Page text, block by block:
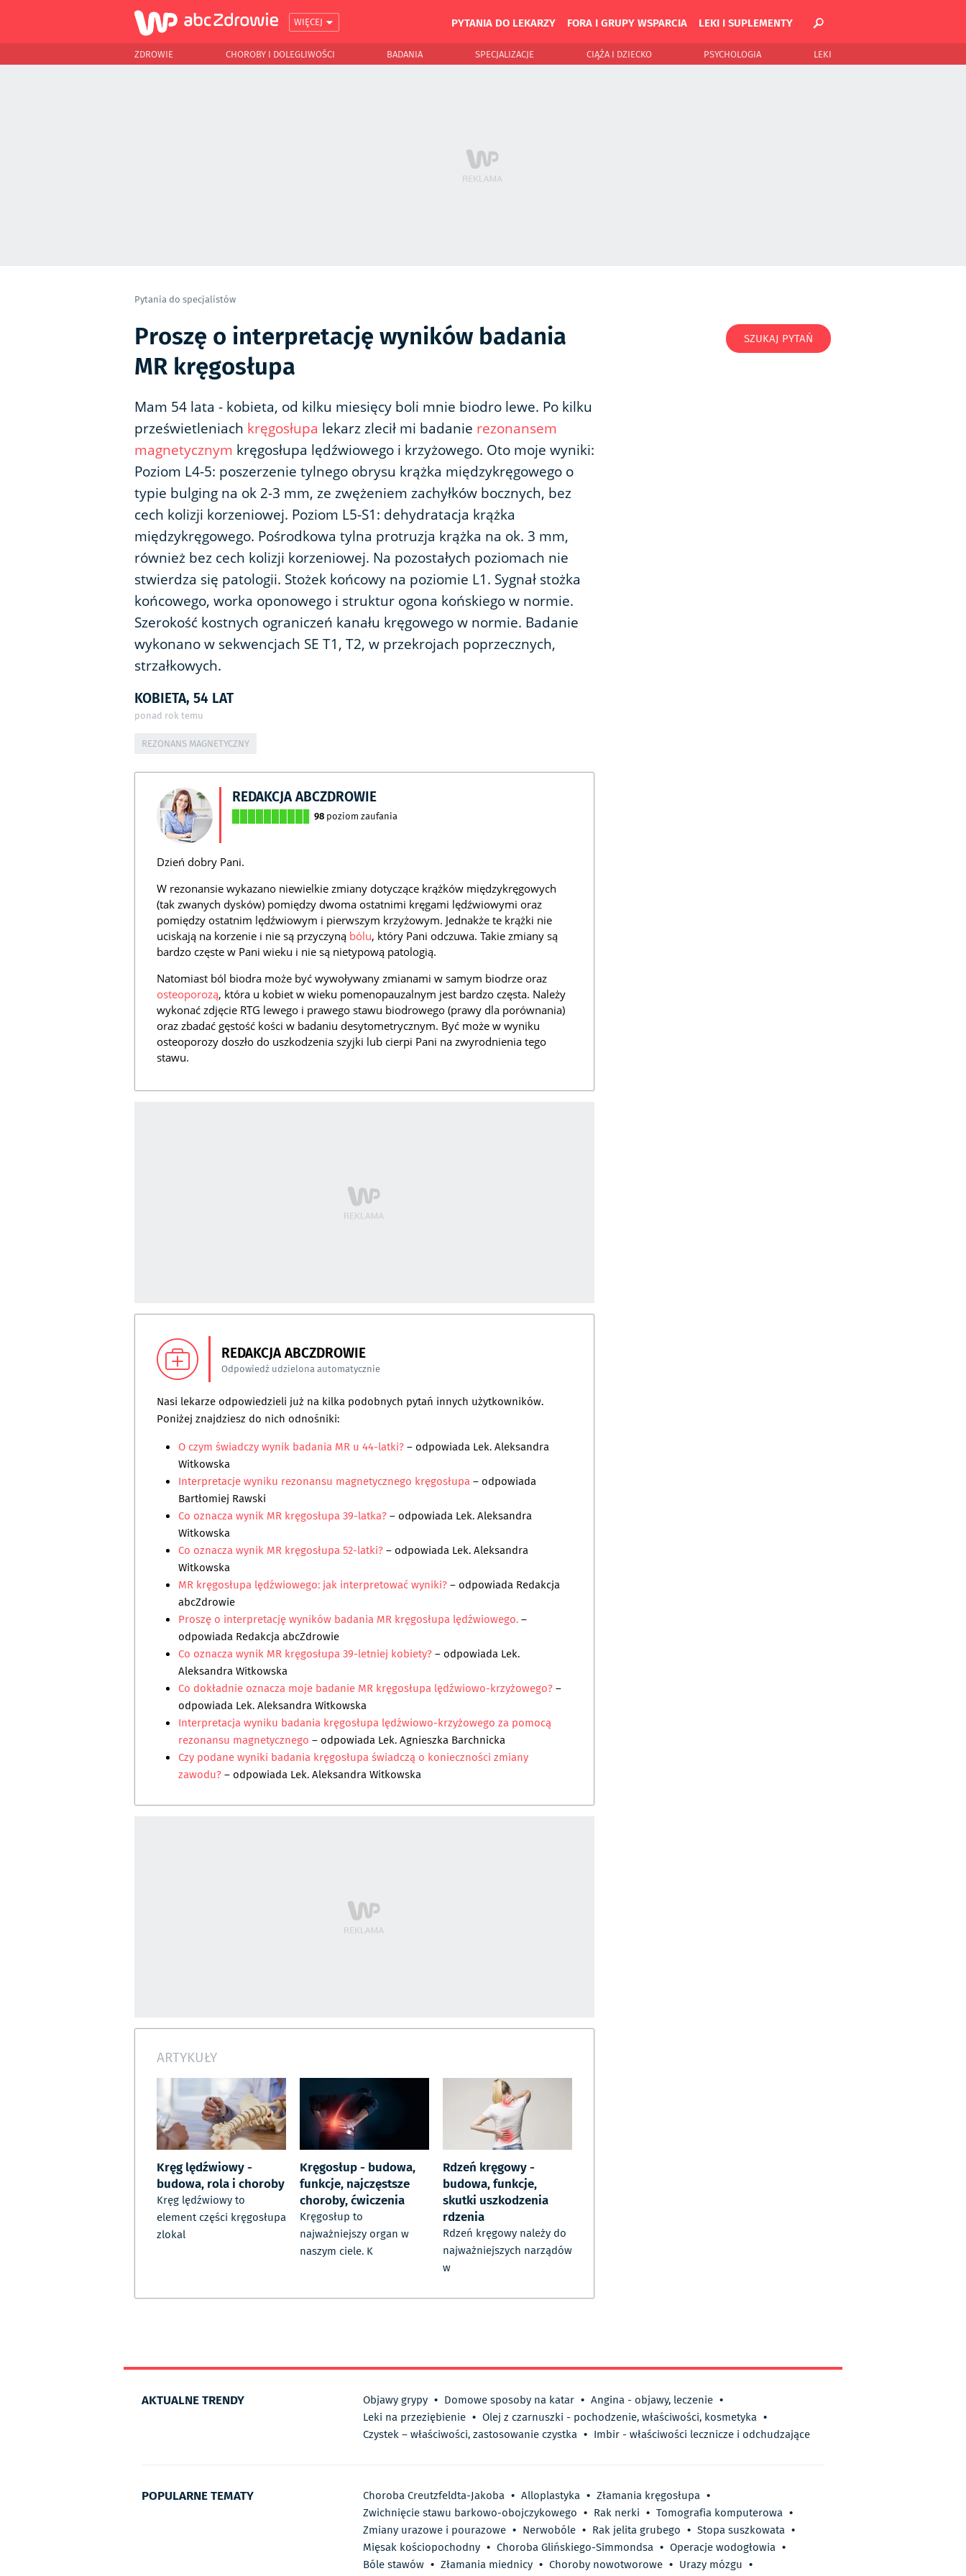
WIĘCEJ PYTANIA DO LEKARZY FORA I GRUPY WSPARCIA LEKI I SUPLEMENTY
ZDROWIE CHOROBY I DOLEGLIWOŚCI BADANIA SPECJALIZACJE CIĄŻA I DZIECKO PSYCHOLOGIA LEKI
Pytania do specjalistów
Proszę o interpretację wyników badania
MR kręgosłupa
Mam 54 lata - kobieta, od kilku miesięcy boli mnie biodro lewe. Po kilku
prześwietleniach kręgosłupa lekarz zlecił mi badanie rezonansem
magnetycznym kręgosłupa lędźwiowego i krzyżowego. Oto moje wyniki:
Poziom L4-5: poszerzenie tylnego obrysu krążka międzykręgowego o
typie bulging na ok 2-3 mm, ze zwężeniem zachyłków bocznych, bez
cech kolizji korzeniowej. Poziom L5-S1: dehydratacja krążka
międzykręgowego. Pośrodkowa tylna protruzja krążka na ok. 3 mm,
również bez cech kolizji korzeniowej. Na pozostałych poziomach nie
stwierdza się patologii. Stożek końcowy na poziomie L1. Sygnał stożka
końcowego, worka oponowego i struktur ogona końskiego w normie.
Szerokość kostnych ograniczeń kanału kręgowego w normie. Badanie
wykonano w sekwencjach SE T1, T2, w przekrojach poprzecznych,
strzałkowych.
KOBIETA, 54 LAT
ponad rok temu
REZONANS MAGNETYCZNY
REDAKCJA ABCZDROWIE
98 poziom zaufania
Dzień dobry Pani.
W rezonansie wykazano niewielkie zmiany dotyczące krążków międzykręgowych
(tak zwanych dysków) pomiędzy dwoma ostatnimi kręgami lędźwiowymi oraz
pomiędzy ostatnim lędźwiowym i pierwszym krzyżowym. Jednakże te krążki nie
uciskają na korzenie i nie są przyczyną bólu, który Pani odczuwa. Takie zmiany są
bardzo częste w Pani wieku i nie są nietypową patologią.
Natomiast ból biodra może być wywoływany zmianami w samym biodrze oraz
osteoporozą, która u kobiet w wieku pomenopauzalnym jest bardzo częsta. Należy
wykonać zdjęcie RTG lewego i prawego stawu biodrowego (prawy dla porównania)
oraz zbadać gęstość kości w badaniu desytometrycznym. Być może w wyniku
osteoporozy doszło do uszkodzenia szyjki lub cierpi Pani na zwyrodnienia tego
stawu.
REDAKCJA ABCZDROWIE
Odpowiedź udzielona automatycznie
Nasi lekarze odpowiedzieli już na kilka podobnych pytań innych użytkowników.
Poniżej znajdziesz do nich odnośniki:
O czym świadczy wynik badania MR u 44-latki?– odpowiada Lek. Aleksandra
Witkowska
Interpretacje wyniku rezonansu magnetycznego kręgosłupa– odpowiada
Bartłomiej Rawski
Co oznacza wynik MR kręgosłupa 39-latka?– odpowiada Lek. Aleksandra
Witkowska
Co oznacza wynik MR kręgosłupa 52-latki?– odpowiada Lek. Aleksandra
Witkowska
MR kręgosłupa lędźwiowego: jak interpretować wyniki?– odpowiada Redakcja
abcZdrowie
Proszę o interpretację wyników badania MR kręgosłupa lędźwiowego.–
odpowiada Redakcja abcZdrowie
Co oznacza wynik MR kręgosłupa 39-letniej kobiety?– odpowiada Lek.
Aleksandra Witkowska
Co dokładnie oznacza moje badanie MR kręgosłupa lędźwiowo-krzyżowego?–
odpowiada Lek. Aleksandra Witkowska
Interpretacja wyniku badania kręgosłupa lędźwiowo-krzyżowego za pomocą
rezonansu magnetycznego – odpowiada Lek. Agnieszka Barchnicka
Czy podane wyniki badania kręgosłupa świadczą o konieczności zmiany
zawodu?– odpowiada Lek. Aleksandra Witkowska
ARTYKUŁY
Kręg lędźwiowy -
budowa, rola i choroby
Kręg lędźwiowy to
element części kręgosłupa
zlokal
Kręgosłup - budowa,
funkcje, najczęstsze
choroby, ćwiczenia
Kręgosłup to
najważniejszy organ w
naszym ciele. K
Rdzeń kręgowy -
budowa, funkcje,
skutki uszkodzenia
rdzenia
Rdzeń kręgowy należy do
najważniejszych narządów
w
SZUKAJ PYTAŃ
AKTUALNE TRENDY Objawy grypy • Domowe sposoby na katar • Angina - objawy, leczenie •
Leki na przeziębienie • Olej z czarnuszki - pochodzenie, właściwości, kosmetyka •
Czystek – właściwości, zastosowanie czystka • Imbir - właściwości lecznicze i odchudzające
POPULARNE TEMATY Choroba Creutzfeldta-Jakoba • Alloplastyka • Złamania kręgosłupa •
Zwichnięcie stawu barkowo-obojczykowego • Rak nerki • Tomografia komputerowa •
Zmiany urazowe i pourazowe • Nerwobóle • Rak jelita grubego • Stopa suszkowata •
Mięsak kościopochodny • Choroba Glińskiego-Simmondsa • Operacje wodogłowia •
Bóle stawów • Złamania miednicy • Choroby nowotworowe • Urazy mózgu •